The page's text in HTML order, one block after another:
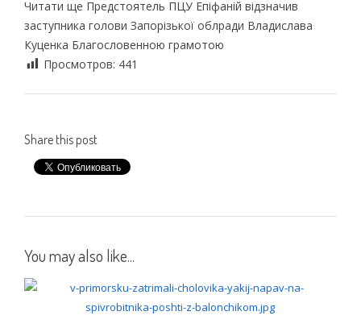
Читати ще Предстоятель ПЦУ Епіфаній відзначив
заступника голови Запорізької облради Владислава
Куценка Благословенною грамотою
Просмотров: 441
Share this post
You may also like...